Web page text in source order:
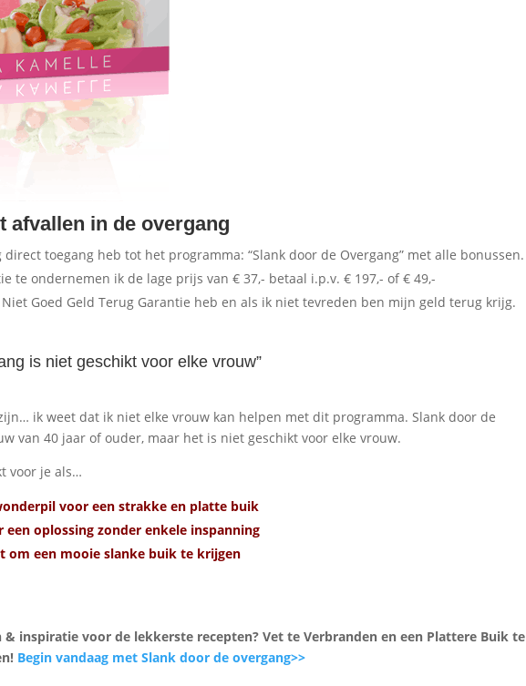
afvallen in de overgang
toegang heb tot het programma: “Slank door de Overgang” met alle bonussen.
te ondernemen ik de lage prijs van € 37,- betaal i.p.v. € 197,- of € 49,-
Goed Geld Terug Garantie heb en als ik niet tevreden ben mijn geld terug krijg.
is niet geschikt voor elke vrouw”
ik weet dat ik niet elke vrouw kan helpen met dit programma. Slank door de
van 40 jaar of ouder, maar het is niet geschikt voor elke vrouw.
voor je als…
voor een strakke en platte buik
oplossing zonder enkele inspanning
om een mooie slanke buik te krijgen
& inspiratie voor de lekkerste recepten? Vet te Verbranden en een Plattere Buik te
! Begin vandaag met Slank door de overgang>>